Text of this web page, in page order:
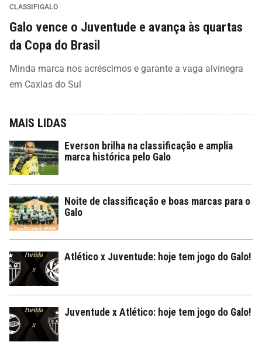
CLASSIFIGALO
Galo vence o Juventude e avança às quartas
da Copa do Brasil
Minda marca nos acréscimos e garante a vaga alvinegra
em Caxias do Sul
MAIS LIDAS
Everson brilha na classificação e amplia
marca histórica pelo Galo
Noite de classificação e boas marcas para o
Galo
Atlético x Juventude: hoje tem jogo do Galo!
Juventude x Atlético: hoje tem jogo do Galo!